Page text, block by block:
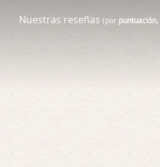
Nuestras reseñas (por puntuación,